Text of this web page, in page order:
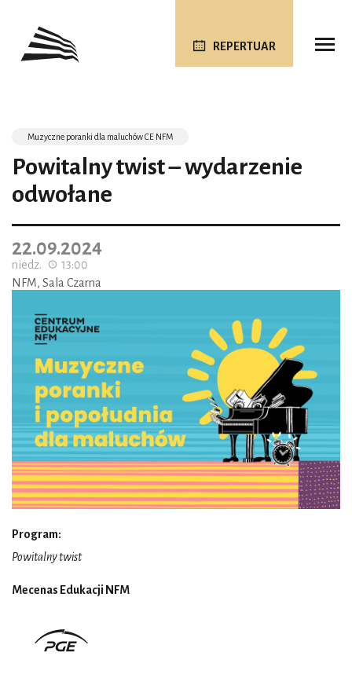
REPERTUAR
Muzyczne poranki dla maluchów CE NFM
Powitalny twist – wydarzenie
odwołane
22.09.2024
niedz.
13:00
NFM, Sala Czarna
Program:
Powitalny twist
Mecenas Edukacji NFM